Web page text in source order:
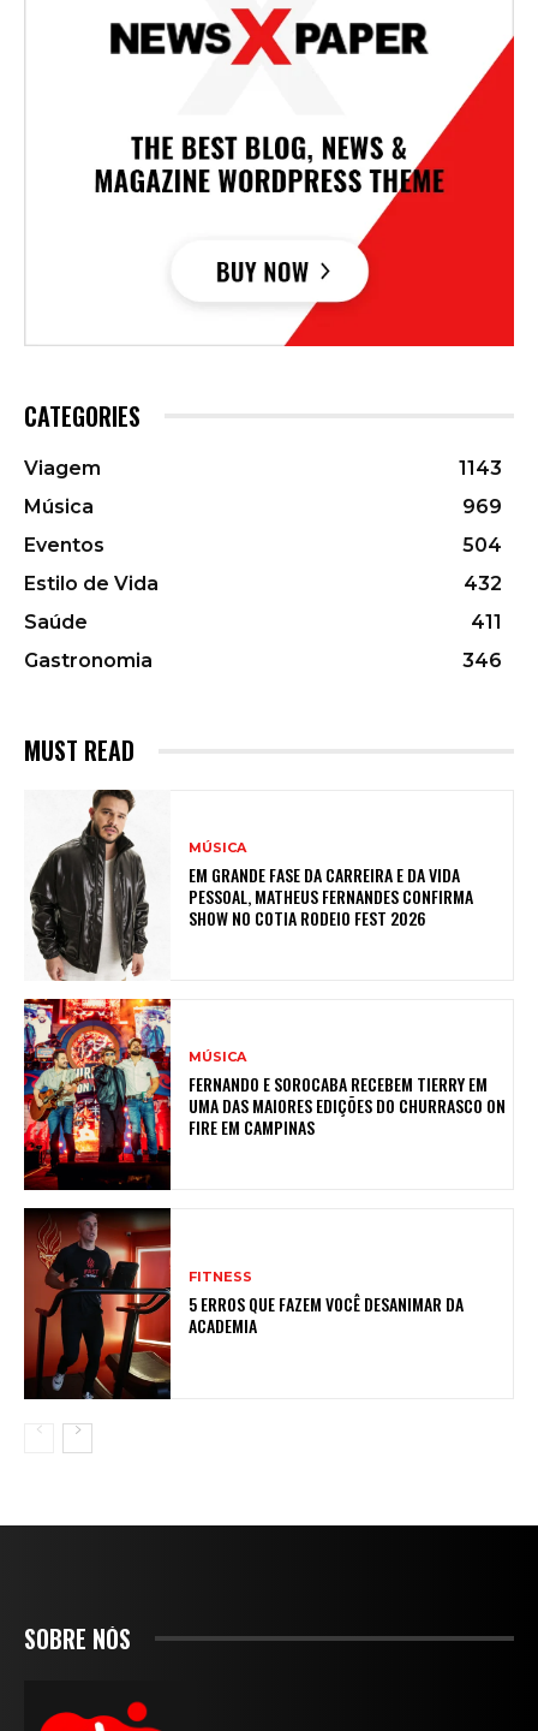
CATEGORIES
Viagem
1143
Música
969
Eventos
504
Estilo de Vida
432
Saúde
411
Gastronomia
346
MUST READ
MÚSICA
EM GRANDE FASE DA CARREIRA E DA VIDA
PESSOAL, MATHEUS FERNANDES CONFIRMA
SHOW NO COTIA RODEIO FEST 2026
MÚSICA
FERNANDO E SOROCABA RECEBEM TIERRY EM
UMA DAS MAIORES EDIÇÕES DO CHURRASCO ON
FIRE EM CAMPINAS
FITNESS
5 ERROS QUE FAZEM VOCÊ DESANIMAR DA
ACADEMIA
SOBRE NÓS